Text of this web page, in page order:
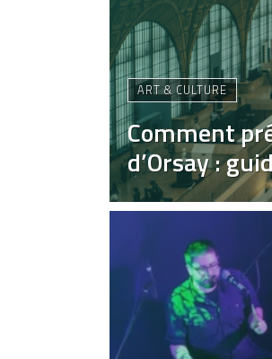
ART & CULTURE
Comment
d’Orsay :